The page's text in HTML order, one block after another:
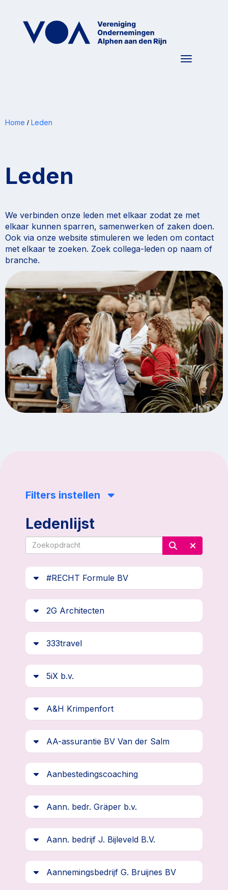
Toggle
Home / Leden
Leden
We verbinden onze leden met elkaar zodat ze met
elkaar kunnen sparren, samenwerken of zaken doen.
Ook via onze website stimuleren we leden om contact
met elkaar te zoeken. Zoek collega-leden op naam of
branche.
Filters instellen
Ledenlijst
#RECHT Formule BV
2G Architecten
333travel
5iX b.v.
A&H Krimpenfort
AA-assurantie BV Van der Salm
Aanbestedingscoaching
Aann. bedr. Gräper b.v.
Aann. bedrijf J. Bijleveld B.V.
Aannemingsbedrijf G. Bruijnes BV